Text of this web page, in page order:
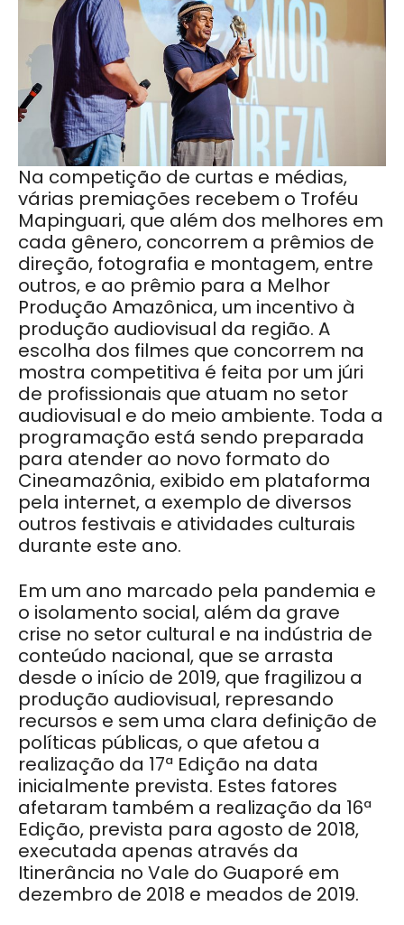
Na competição de curtas e médias,
várias premiações recebem o Troféu
Mapinguari, que além dos melhores em
cada gênero, concorrem a prêmios de
direção, fotografia e montagem, entre
outros, e ao prêmio para a Melhor
Produção Amazônica, um incentivo à
produção audiovisual da região. A
escolha dos filmes que concorrem na
mostra competitiva é feita por um júri
de profissionais que atuam no setor
audiovisual e do meio ambiente. Toda a
programação está sendo preparada
para atender ao novo formato do
Cineamazônia, exibido em plataforma
pela internet, a exemplo de diversos
outros festivais e atividades culturais
durante este ano.
Em um ano marcado pela pandemia e
o isolamento social, além da grave
crise no setor cultural e na indústria de
conteúdo nacional, que se arrasta
desde o início de 2019, que fragilizou a
produção audiovisual, represando
recursos e sem uma clara definição de
políticas públicas, o que afetou a
realização da 17ª Edição na data
inicialmente prevista. Estes fatores
afetaram também a realização da 16ª
Edição, prevista para agosto de 2018,
executada apenas através da
Itinerância no Vale do Guaporé em
dezembro de 2018 e meados de 2019.